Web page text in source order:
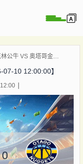
富兰克林公牛 VS 奥塔哥金块 【2026-07-10 12:00:00】
10 12:00:00】
0